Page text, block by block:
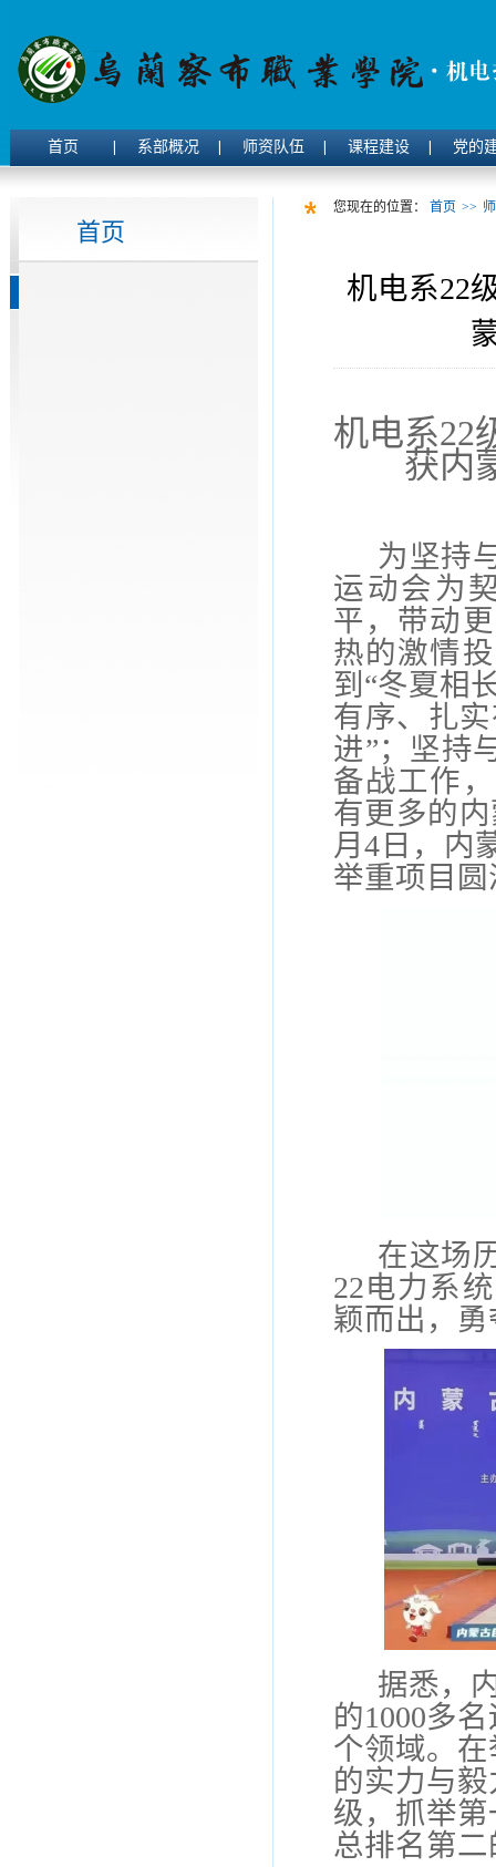
首页 系部概况 师资队伍 课程建设 党的
首页
您现在的位置： 首页 >>
机电系22
机电系22
获内
为 坚持
运动会为
平，带动
热的激情
到 “冬夏相
有序、扎
进”；坚持
备战工作
有更多的
月4日，内
举重项目
在这场
22电力系
颖而出，
据悉，
的1000多
个领域。
的实力与
级， 抓举第
总排名第二